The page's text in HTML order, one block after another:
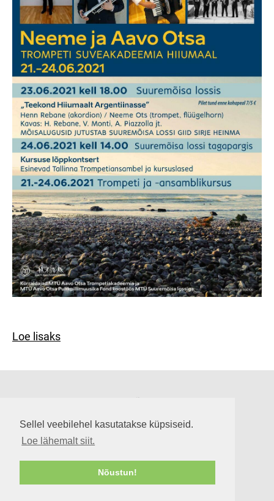
Sellel veebilehel kasutatakse küpsiseid.
Loe lähemalt siit.
Nõustun!
Loe lisaks
info@suuremoisaloss.ee
LOSSI LAHTIOLEKUAJAD